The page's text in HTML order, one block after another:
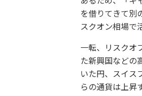
を借りてきて別
スクオン相場で
一転、リスクオ
た新興国などの
いた円、スイス
らの通貨は上昇